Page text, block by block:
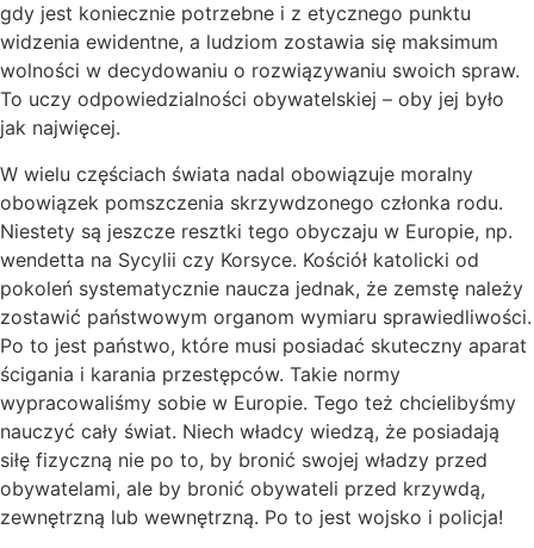
gdy jest koniecznie potrzebne i z etycznego punktu
widzenia ewidentne, a ludziom zostawia się maksimum
wolności w decydowaniu o rozwiązywaniu swoich spraw.
To uczy odpowiedzialności obywatelskiej – oby jej było
jak najwięcej.
W wielu częściach świata nadal obowiązuje moralny
obowiązek pomszczenia skrzywdzonego członka rodu.
Niestety są jeszcze resztki tego obyczaju w Europie, np.
wendetta na Sycylii czy Korsyce. Kościół katolicki od
pokoleń systematycznie naucza jednak, że zemstę należy
zostawić państwowym organom wymiaru sprawiedliwości.
Po to jest państwo, które musi posiadać skuteczny aparat
ścigania i karania przestępców. Takie normy
wypracowaliśmy sobie w Europie. Tego też chcielibyśmy
nauczyć cały świat. Niech władcy wiedzą, że posiadają
siłę fizyczną nie po to, by bronić swojej władzy przed
obywatelami, ale by bronić obywateli przed krzywdą,
zewnętrzną lub wewnętrzną. Po to jest wojsko i policja!